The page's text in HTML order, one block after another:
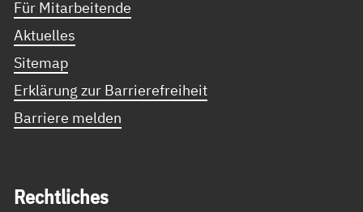
Für Mitarbeitende
Aktuelles
Sitemap
Erklärung zur Barrierefreiheit
Barriere melden
Recht­li­ches